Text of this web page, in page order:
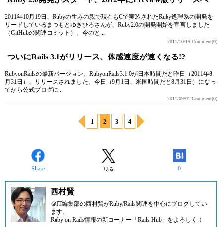
2011年10月19日、Rubyの生みの親で現在もCで実装されたRuby処理系の開発を
リードしているまつもとゆきひろさんが、Ruby2.0の開発開始を宣言しました
（GitHubの関連コミット）。今のと...
2011/10/19 Comment(0)
ついにRails 3.1がリリース、体感速度が速くなる!?
RubyonRailsの最新バージョン、RubyonRails3.1.0が日本時間だと昨日（2011年8
月31日）、リリースされました。今日（9月1日、米国時間だと8月31日）になっ
てから公式ブログに...
2011/09/01 Comment(0)
1 2 3 4
Share 見る 0
西村賢
＠IT編集部の西村賢がRuby/Rails関連を中心にブログしてい
ます。
Ruby on Rails情報の新コーナー 「Rails Hub」 をよろしく！